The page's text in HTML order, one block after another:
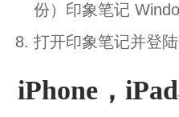
份）印象笔记
打开印象笔记并登
iPhone，